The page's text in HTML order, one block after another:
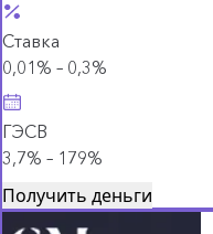
Ставка
0,01% – 0,3%
ГЭСВ
3,7% – 179%
Получить деньги